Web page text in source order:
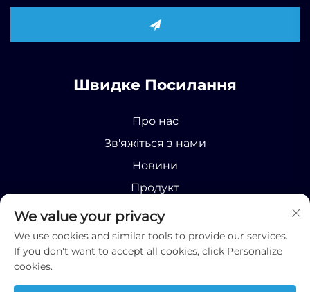
Швидке Посилання
Про нас
Зв'яжіться з нами
Новини
Продукт
We value your privacy
We use cookies and similar tools to provide our services.
If you don't want to accept all cookies, click Personalize
cookies.